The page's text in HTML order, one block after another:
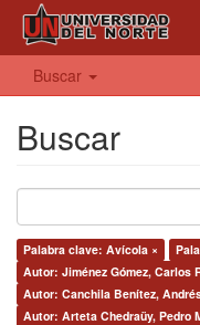
Buscar
Buscar
Palabra clave: Avícola ×
Autor: Jiménez Gómez, Carlos
Autor: Canchila Benítez,
Autor: Arteta Chedraüy, Pedro